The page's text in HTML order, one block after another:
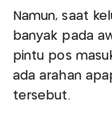
Namun, saat
banyak pada
pintu pos
ada arahan
tersebut.